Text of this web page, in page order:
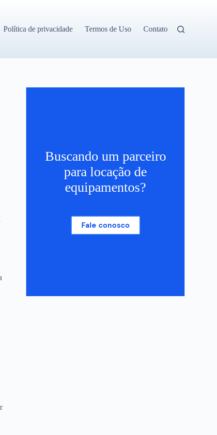
Política de privacidade Termos de Uso Contato
Buscando um parceiro
para locação de
equipamentos?
Fale conosco